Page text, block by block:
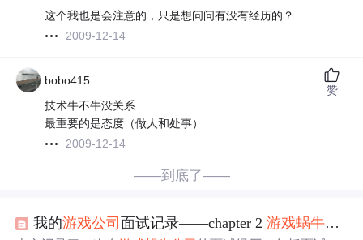
这个我也是会注意的，只是想问问有没有经历的？
2009-12-14
bobo415
技术牛不牛没关系
最重要的是态度（做人和处事）
2009-12-14
赞
——到底了——
我的游戏公司 面试记录——chapter 2游戏蜗牛之旅